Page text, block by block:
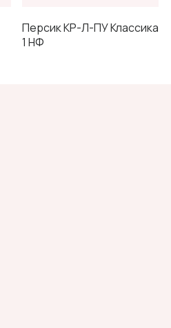
Персик КР-Л-ПУ Классика
1 НФ